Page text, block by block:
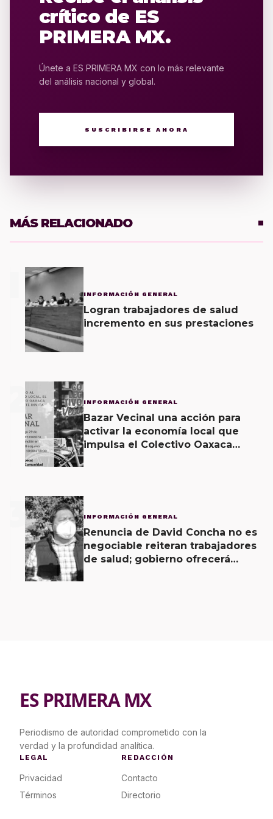
crítico de ES
PRIMERA MX.
Únete a ES PRIMERA MX con lo más relevante
del análisis nacional y global.
SUSCRIBIRSE AHORA
MÁS RELACIONADO
INFORMACIÓN GENERAL
Logran trabajadores de salud
incremento en sus prestaciones
2 INFORMACIÓN GENERAL
Bazar Vecinal una acción para
activar la economía local que
impulsa el Colectivo Oaxaca
3 INFORMACIÓN GENERAL
Renuncia de David Concha no es
negociable reiteran trabajadores
de salud; gobierno ofrecerá
ES PRIMERA MX
Periodismo de autoridad comprometido con la
verdad y la profundidad analítica.
LEGAL
Privacidad
Términos
REDACCIÓN
Contacto
Directorio